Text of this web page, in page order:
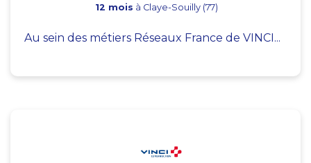
12 mois à Claye-Souilly (77)
Au sein des métiers Réseaux France de VINCI...